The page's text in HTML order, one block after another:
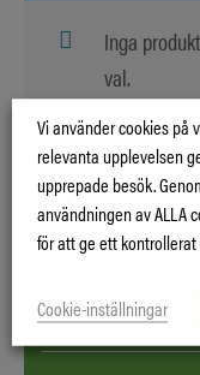
Inga
val.
Logga in
Köpvillkor
Vi använder cookies på
relevanta upplevelsen
upprepade besök.
användningen av ALLA
för att ge ett
Cookie-inställningar